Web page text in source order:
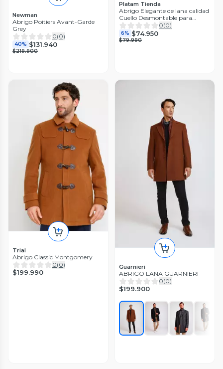
Newman
Abrigo Poitiers Avant-Garde
Grey
0(0)
40% $131.940
$219.900
Platam Tienda
Abrigo Elegante de lana calidad
Cuello Desmontable para
Hombre Formal, Ejecutivo e
Invierno
0(0)
6% $74.950
$79.990
Trial
Abrigo Classic Montgomery
0(0)
$199.990
Guarnieri
ABRIGO LANA GUARNIERI
0(0)
$199.900